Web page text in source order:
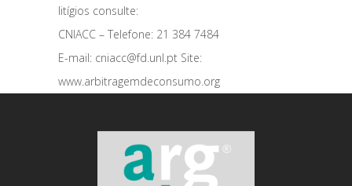
litígios consulte:
CNIACC – Telefone: 21 384 7484
E-mail: cniacc@fd.unl.pt Site:
www.arbitragemdeconsumo.org